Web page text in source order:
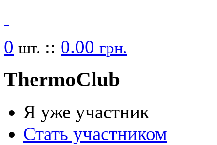
0 шт. :: 0.00 грн.
ThermoClub
Я уже участник
Стать участником